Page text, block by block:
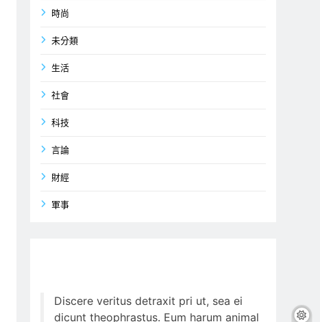
時尚
未分類
生活
社會
科技
言論
財經
軍事
Discere veritus detraxit pri ut, sea ei
dicunt theophrastus. Eum harum animal